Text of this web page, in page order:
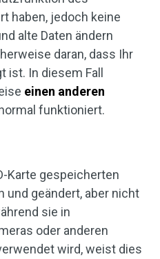
haben, jedoch keine
alte Daten ändern
daran, dass Ihr
ist. In diesem Fall
einen anderen
funktioniert.
Karte gespeicherten
und geändert, aber nicht
sie in
oder anderen
wird, weist dies